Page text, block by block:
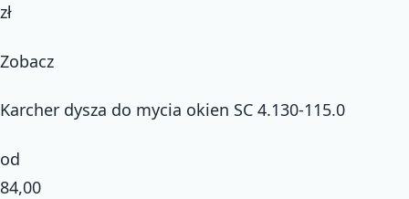
zł
Zobacz
Karcher dysza do mycia okien SC 4.130-115.0
od
84,00